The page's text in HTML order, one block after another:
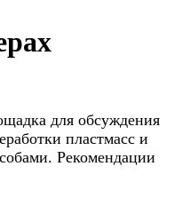
для обсуждения
пластмасс и
Рекомендации